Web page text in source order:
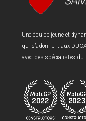
Une équipe jeune et
qui s’adonnent aux
avec des spécialistes du